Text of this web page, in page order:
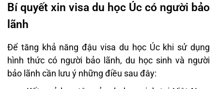
Bí quyết xin visa du học Úc có người bảo
lãnh
Để tăng khả năng đậu visa du học Úc khi sử dụng
hình thức có người bảo lãnh, du học sinh và người
bảo lãnh cần lưu ý những điều sau đây: